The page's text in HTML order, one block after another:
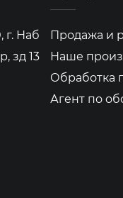
г. Наб
зд 13
Продажа и
Наше
Обработка
Агент по